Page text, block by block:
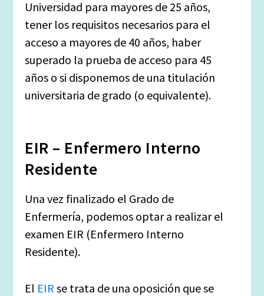
Universidad para mayores de 25 años,
tener los requisitos necesarios para el
acceso a mayores de 40 años, haber
superado la prueba de acceso para 45
años o si disponemos de una titulación
universitaria de grado (o equivalente).
EIR – Enfermero Interno
Residente
Una vez finalizado el Grado de
Enfermería, podemos optar a realizar el
examen EIR (Enfermero Interno
Residente).
El EIR se trata de una oposición que se